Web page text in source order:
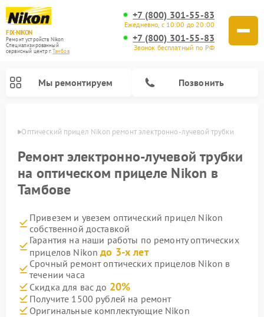
FIX-NIKON
Ремонт устройств Nikon
Специализированный
cервисный центр г.Тамбов
+7 (800) 301-55-83
Ежедневно, с 10:00 до 20:00
+7 (800) 301-55-83
Звонок бесплатный по РФ
Мы ремонтируем Позвонить
Оптический прицел Nikon ремонт электронно-лучевой трубки
Ремонт электронно-лучевой трубки
на оптическом прицеле Nikon в
Тамбове
Привезем и увезем оптический прицел Nikon
собственной доставкой
Гарантия на наши работы по ремонту оптических
прицелов Nikonдо 3-х лет
Срочный ремонт оптических прицелов Nikon в
течении часа
Скидка для вас до 20%
Получите 1500 рублей на ремонт
Оригинальные комплектующие Nikon